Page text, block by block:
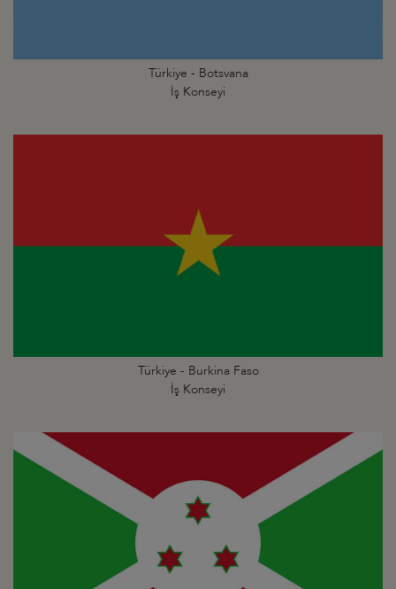
Türkiye - Botsvana
İş Konseyi
Türkiye - Burkina Faso
İş Konseyi